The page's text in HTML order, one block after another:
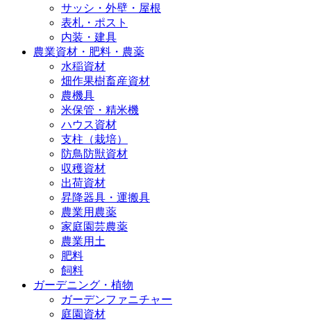
サッシ・外壁・屋根
表札・ポスト
内装・建具
農業資材・肥料・農薬
水稲資材
畑作果樹畜産資材
農機具
米保管・精米機
ハウス資材
支柱（栽培）
防鳥防獣資材
収穫資材
出荷資材
昇降器具・運搬具
農業用農薬
家庭園芸農薬
農業用土
肥料
飼料
ガーデニング・植物
ガーデンファニチャー
庭園資材